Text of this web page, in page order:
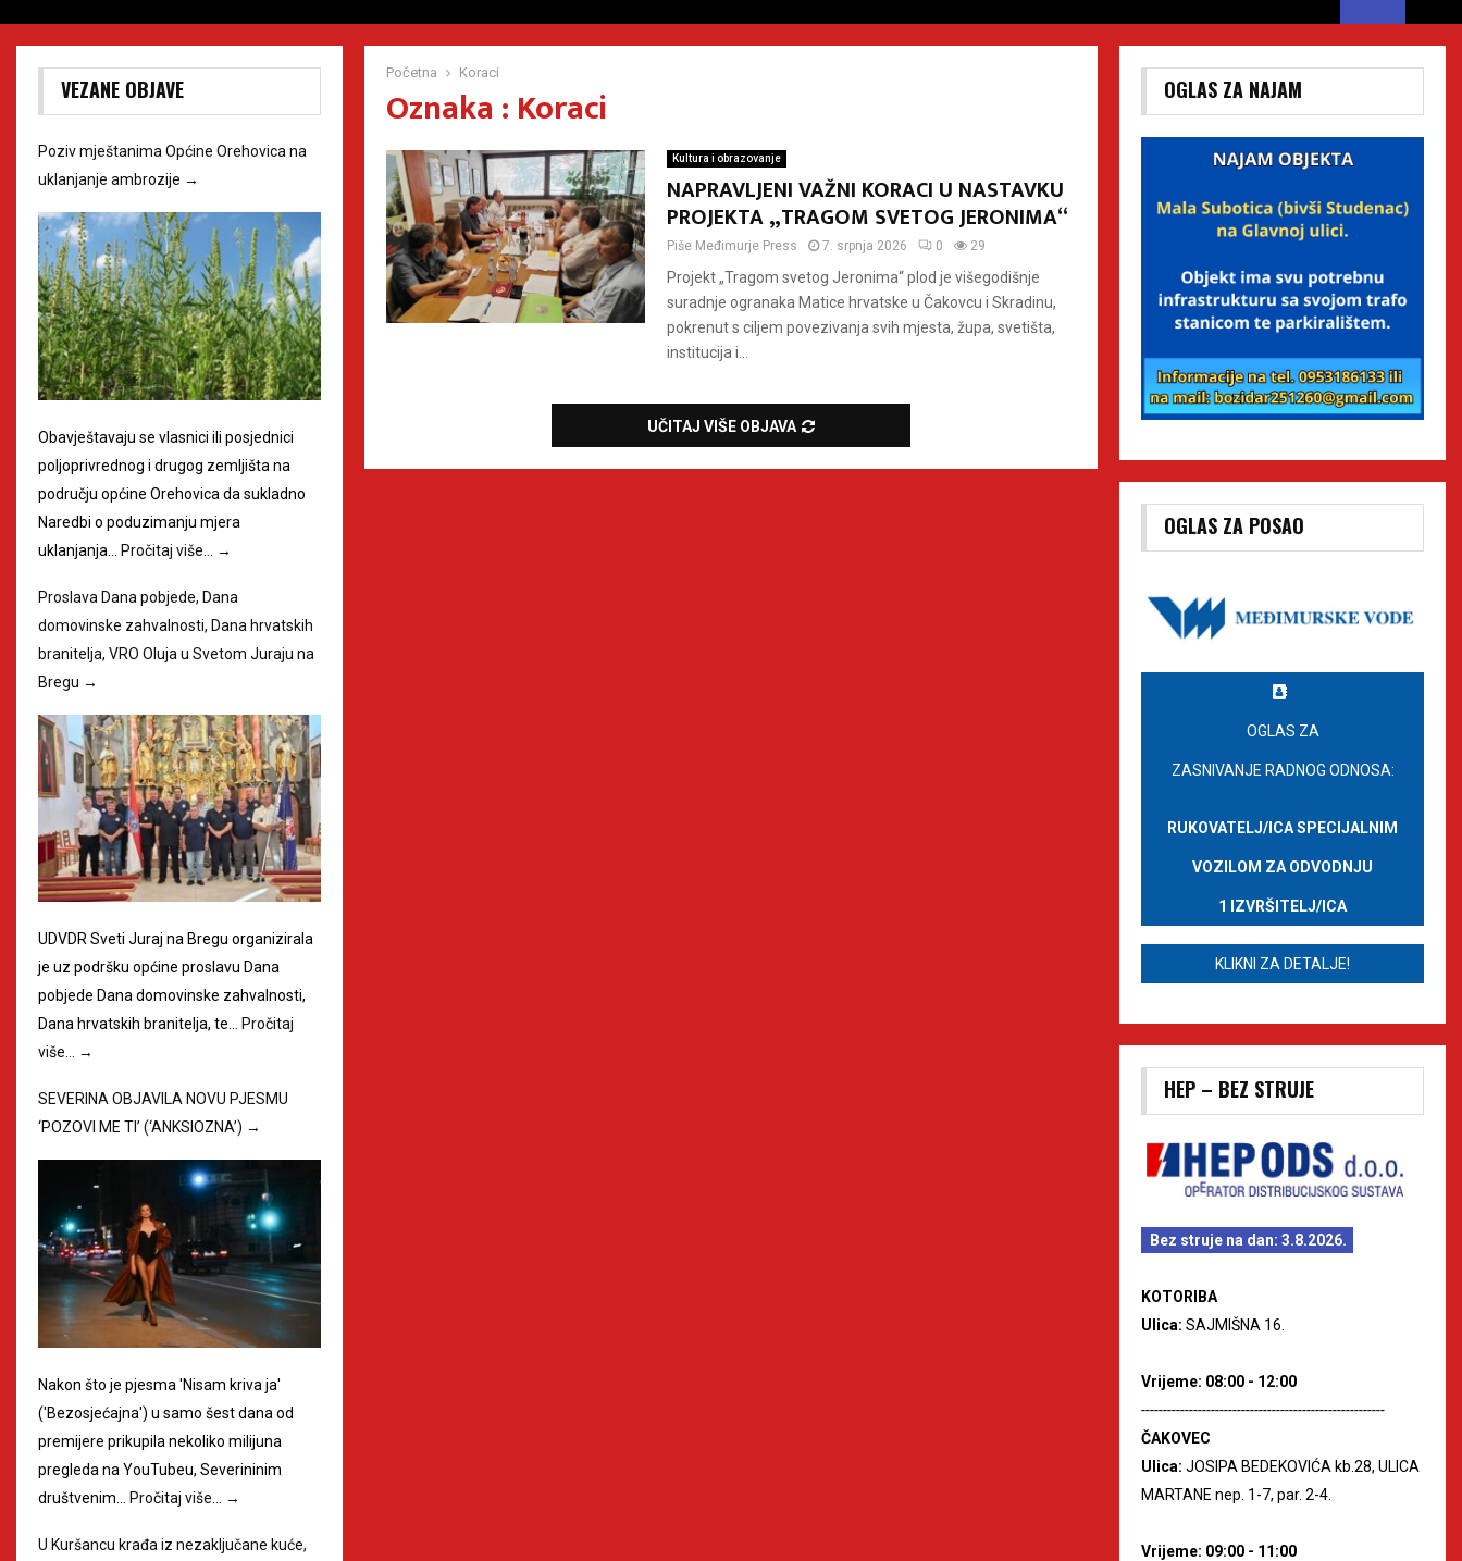
Početna Koraci
Oznaka : Koraci
Kultura i obrazovanje
NAPRAVLJENI VAŽNI KORACI U NASTAVKU
PROJEKTA „TRAGOM SVETOG JERONIMA“
Piše Međimurje Press 7. srpnja 2026 0 29
Projekt „Tragom svetog Jeronima“ plod je višegodišnje
suradnje ogranaka Matice hrvatske u Čakovcu i Skradinu,
pokrenut s ciljem povezivanja svih mjesta, župa, svetišta,
institucija i...
UČITAJ VIŠE OBJAVA
VEZANE OBJAVE
Poziv mještanima Općine Orehovica na
uklanjanje ambrozije →
Obavještavaju se vlasnici ili posjednici
poljoprivrednog i drugog zemljišta na
području općine Orehovica da sukladno
Naredbi o poduzimanju mjera
uklanjanja…
Pročitaj više… →
Proslava Dana pobjede, Dana
domovinske zahvalnosti, Dana hrvatskih
branitelja, VRO Oluja u Svetom Juraju na
Bregu →
UDVDR Sveti Juraj na Bregu organizirala
je uz podršku općine proslavu Dana
pobjede Dana domovinske zahvalnosti,
Dana hrvatskih branitelja, te… Pročitaj
više… →
SEVERINA OBJAVILA NOVU PJESMU
‘POZOVI ME TI’ (‘ANKSIOZNA’) →
Nakon što je pjesma 'Nisam kriva ja'
('Bezosjećajna') u samo šest dana od
premijere prikupila nekoliko milijuna
pregleda na YouTubeu, Severininim
društvenim…
Pročitaj više… →
U Kuršancu krađa iz nezaključane kuće,
OGLAS ZA NAJAM
OGLAS ZA POSAO
OGLAS ZA
ZASNIVANJE RADNOG ODNOSA:
RUKOVATELJ/ICA SPECIJALNIM
VOZILOM ZA ODVODNJU
1 IZVRŠITELJ/ICA
KLIKNI ZA DETALJE!
HEP – BEZ STRUJE
Bez struje na dan: 3.8.2026.
KOTORIBA
Ulica: SAJMIŠNA 16.
Vrijeme: 08:00 - 12:00
--------------------------------------------------------
ČAKOVEC
Ulica: JOSIPA BEDEKOVIĆA kb.28, ULICA
MARTANE nep. 1-7, par. 2-4.
Vrijeme: 09:00 - 11:00